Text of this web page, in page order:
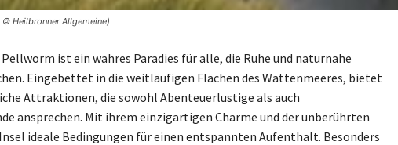
Heilbronner Allgemeine)
ist ein wahres Paradies für alle, die Ruhe und naturnahe
Eingebettet in die weitläufigen Flächen des Wattenmeeres, bietet
Attraktionen, die sowohl Abenteuerlustige als auch
ansprechen. Mit ihrem einzigartigen Charme und der unberührten
ideale Bedingungen für einen entspannten Aufenthalt. Besonders